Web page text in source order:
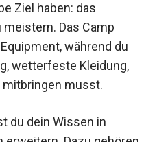
Ziel haben: das
Das Camp
während du
wetterfeste Kleidung,
du dein Wissen in